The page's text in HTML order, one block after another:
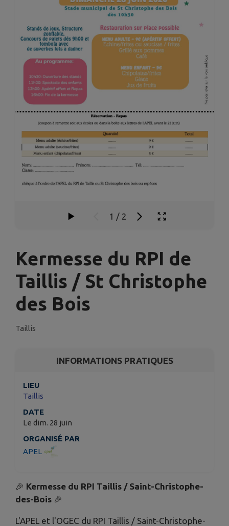
1 / 2
Kermesse du RPI de
Taillis / St Christophe
des Bois
Taillis
INFORMATIONS PRATIQUES
LIEU
Taillis
DATE
Le dim. 28 juin
ORGANISÉ PAR
APEL
🎉 Kermesse du RPI Taillis / Saint-Christophe-
des-Bois 🎉
L'APEL et l'OGEC du RPI Taillis / Saint-Christophe-